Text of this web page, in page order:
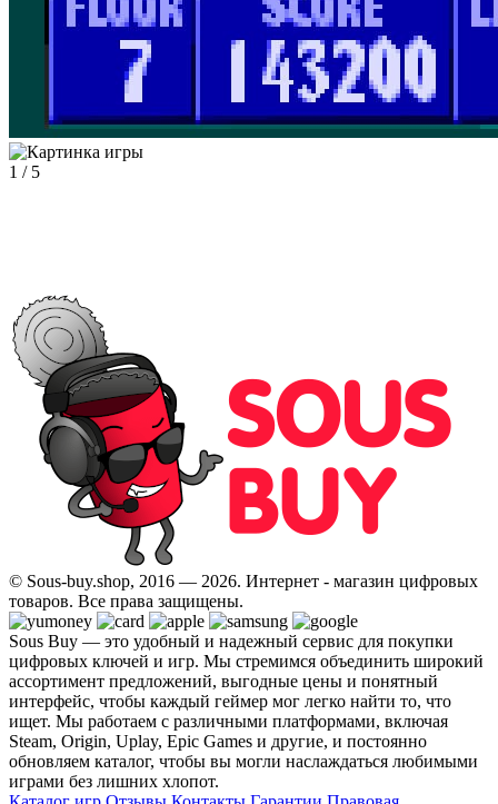
1 / 5
© Sous-buy.shop, 2016 — 2026. Интернет - магазин цифровых
товаров. Все права защищены.
Sous Buy — это удобный и надежный сервис для покупки
цифровых ключей и игр. Мы стремимся объединить широкий
ассортимент предложений, выгодные цены и понятный
интерфейс, чтобы каждый геймер мог легко найти то, что
ищет. Мы работаем с различными платформами, включая
Steam, Origin, Uplay, Epic Games и другие, и постоянно
обновляем каталог, чтобы вы могли наслаждаться любимыми
играми без лишних хлопот.